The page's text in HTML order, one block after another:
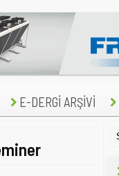
E-DERGİ ARŞİVİ